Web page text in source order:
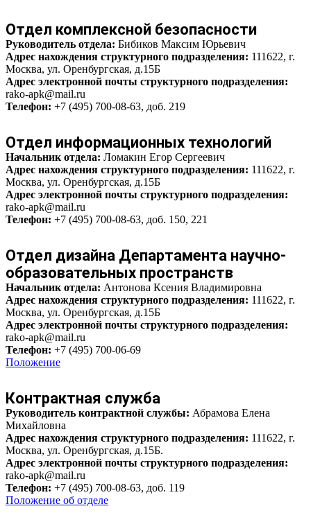
Отдел комплексной безопасности
Руководитель отдела: Бибиков Максим Юрьевич
Адрес нахождения структурного подразделения: 111622, г.
Москва, ул. Оренбургская, д.15Б
Адрес электронной почты структурного подразделения:
rako-apk@mail.ru
Телефон: +7 (495) 700-08-63, доб. 219
Отдел информационных технологий
Начальник отдела: Ломакин Егор Сергеевич
Адрес нахождения структурного подразделения: 111622, г.
Москва, ул. Оренбургская, д.15Б
Адрес электронной почты структурного подразделения:
rako-apk@mail.ru
Телефон: +7 (495) 700-08-63, доб. 150, 221
Отдел дизайна Департамента научно-
образовательных пространств
Начальник отдела: Антонова Ксения Владимировна
Адрес нахождения структурного подразделения: 111622, г.
Москва, ул. Оренбургская, д.15Б
Адрес электронной почты структурного подразделения:
rako-apk@mail.ru
Телефон: +7 (495) 700-06-69
Положение
Контрактная служба
Руководитель контрактной службы: Абрамова Елена
Михайловна
Адрес нахождения структурного подразделения: 111622, г.
Москва, ул. Оренбургская, д.15Б.
Адрес электронной почты структурного подразделения:
rako-apk@mail.ru
Телефон: +7 (495) 700-08-63, доб. 119
Положение об отделе